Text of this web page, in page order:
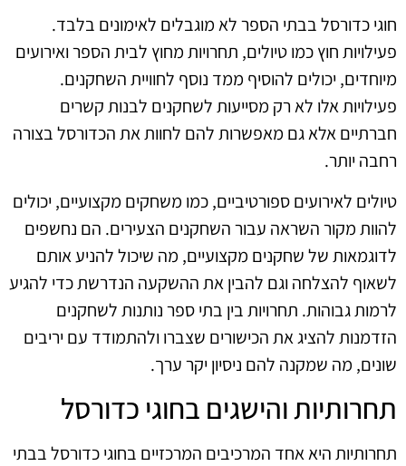
חוגי כדורסל בבתי הספר לא מוגבלים לאימונים בלבד.
פעילויות חוץ כמו טיולים, תחרויות מחוץ לבית הספר ואירועים
מיוחדים, יכולים להוסיף ממד נוסף לחוויית השחקנים.
פעילויות אלו לא רק מסייעות לשחקנים לבנות קשרים
חברתיים אלא גם מאפשרות להם לחוות את הכדורסל בצורה
רחבה יותר.
טיולים לאירועים ספורטיביים, כמו משחקים מקצועיים, יכולים
להוות מקור השראה עבור השחקנים הצעירים. הם נחשפים
לדוגמאות של שחקנים מקצועיים, מה שיכול להניע אותם
לשאוף להצלחה וגם להבין את ההשקעה הנדרשת כדי להגיע
לרמות גבוהות. תחרויות בין בתי ספר נותנות לשחקנים
הזדמנות להציג את הכישורים שצברו ולהתמודד עם יריבים
שונים, מה שמקנה להם ניסיון יקר ערך.
תחרותיות והישגים בחוגי כדורסל
תחרותיות היא אחד המרכיבים המרכזיים בחוגי כדורסל בבתי